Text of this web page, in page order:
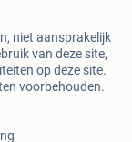
niet aansprakelijk
van deze site,
op deze site.
voorbehouden.